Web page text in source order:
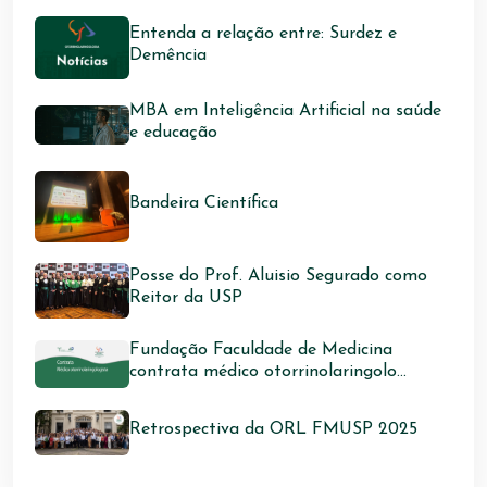
Entenda a relação entre: Surdez e
Demência
MBA em Inteligência Artificial na saúde
e educação
Bandeira Científica
Posse do Prof. Aluisio Segurado como
Reitor da USP
Fundação Faculdade de Medicina
contrata médico otorrinolaringolo...
Retrospectiva da ORL FMUSP 2025